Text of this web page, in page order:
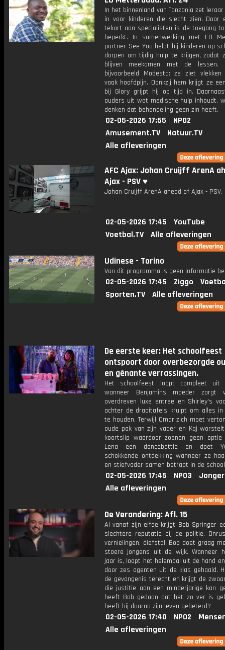
In het binnenland van Tanzania zet
in voor kinderen die slecht zien. Door
tekort aan specialisten is de toegang
beperkt. In samenwerking met EO
partner See You helpt hij kinderen op
dorpen om tijdig hulp te krijgen, zodat
blijven meekomen met de lessen.
bijvoorbeeld Modesta: ze ziet
vaak hoofdpijn. Dankzij hem krijgt ze
bij Glory grijpt hij op tijd in.
ouders uit wat medische hulp inhoudt,
denken dat behandeling geen zin heeft.
02-05-2026 17:55
NPO2
Amusement.TV
Natuur.TV
Alle afleveringen
AFC Ajax: Johan Cruijff ArenA
Ajax - PSV ♥️
Johan Cruijff ArenA ahead of Ajax - PSV.
02-05-2026 17:45
YouTube
Voetbal.TV
Alle afleveringen
Udinese - Torino
Van dit programma is geen informatie
02-05-2026 17:45 Ziggo
Sporten.TV
Alle afleveringen
De eerste keer: Het schoolfeest
ontspoort door overbezorgde
en gênante verrassingen.
Het schoolfeest loopt compleet uit
wanneer Benjamins moeder zorgt
overdreven luxe entree en Shirley's
achter de draaitafels kruipt om alles
te houden. Terwijl Omar zich moet
oude pak van zijn vader en Kaj
koortslip waardoor zoenen geen
Lena een dancebattle en doet
schokkende ontdekking wanneer ze
en stiefvader samen betrapt in de
02-05-2026 17:45 NPO3
Alle afleveringen
De Verandering: Afl. 15
Al vanaf zijn elfde krijgt Bob Springer
slechtere reputatie bij de politie.
vernielingen, diefstal. Bob doet graag
stoere jongens uit de wijk. Wanneer
jaar is, loopt het helemaal uit de hand
door zes agenten uit de klas gehaald.
de gevangenis terecht en krijgt de
die justitie aan een minderjarige kan
heeft Bob gedaan dat het zo ver is
heeft hij daarna zijn leven gebeterd?
02-05-2026 17:40 NPO2
Alle afleveringen